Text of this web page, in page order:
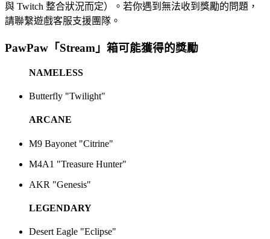
與 Twitch 整合狀況而定）。若你遇到無法收到獎勵的問題，
請聯繫遊戲客服支援團隊。
PawPaw「Stream」箱可能獲得的獎勵
NAMELESS
Butterfly "Twilight"
ARCANE
M9 Bayonet "Citrine"
M4A1 "Treasure Hunter"
AKR "Genesis"
LEGENDARY
Desert Eagle "Eclipse"